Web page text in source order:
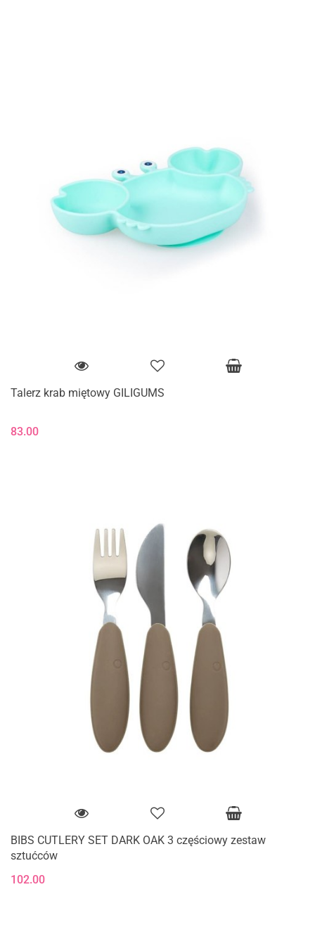
Talerz krab miętowy GILIGUMS
83.00
BIBS CUTLERY SET DARK OAK 3 częściowy zestaw
sztućców
102.00